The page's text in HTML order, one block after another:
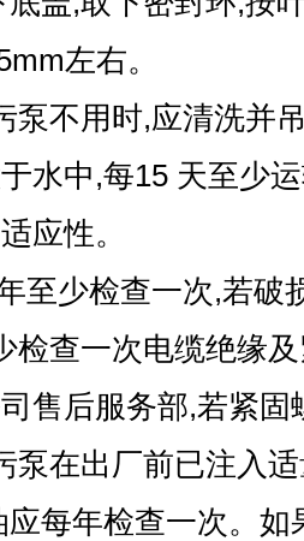
左右。
泵不用时,应清洗并
水中,每15 天至少
应性。
至少检查一次,若破
检查一次电缆绝缘
售后服务部,若紧
泵在出厂前已注入
每年检查一次。